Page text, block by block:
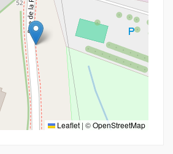
Leaflet | ©OpenStreetMap